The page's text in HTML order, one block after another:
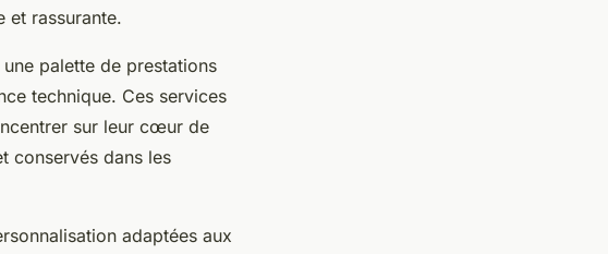
et rassurante.
palette de prestations
technique. Ces services
sur leur cœur de
conservés dans les
adaptées aux